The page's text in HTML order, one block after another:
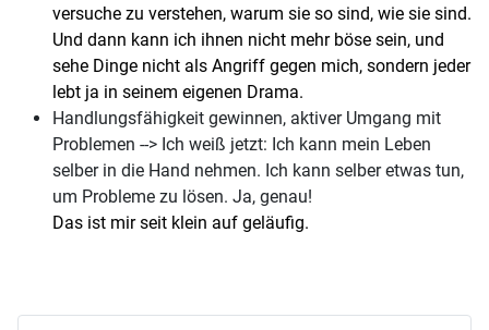
versuche zu verstehen, warum sie so sind, wie sie sind.
Und dann kann ich ihnen nicht mehr böse sein, und
sehe Dinge nicht als Angriff gegen mich, sondern jeder
lebt ja in seinem eigenen Drama.
Handlungsfähigkeit gewinnen, aktiver Umgang mit
Problemen --> Ich weiß jetzt: Ich kann mein Leben
selber in die Hand nehmen. Ich kann selber etwas tun,
um Probleme zu lösen. Ja, genau!
Das ist mir seit klein auf geläufig.